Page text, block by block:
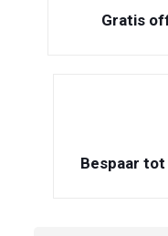
Gratis
Bespaar tot